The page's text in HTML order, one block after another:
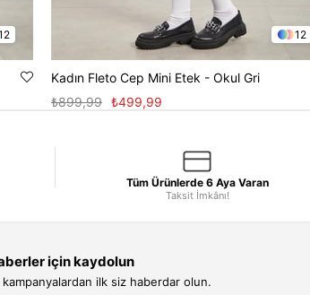
12
Kadın Fleto Cep Mini Etek - Okul Gri
₺499,99
₺899,99
Tüm Ürünlerde 6 Aya Varan
Taksit İmkânı!
için kaydolun
ilk siz haberdar olun.